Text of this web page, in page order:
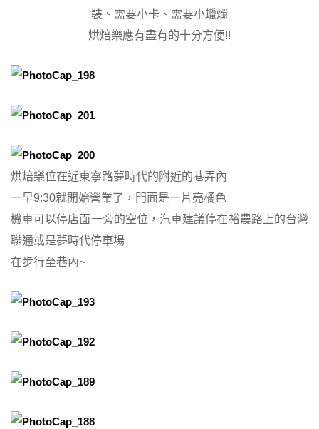
裝、需要小卡、需要小蠟燭
烘焙樂應有盡有的十分方便!!
烘焙樂位在近東寧路夢時代的附近的巷弄內
一早9:30就開始營業了，門面是一片亮橘色
機車可以停店面一旁的空位，汽車建議停在裕農路上的台灣
聯通或是夢時代停車場
在步行至巷內~